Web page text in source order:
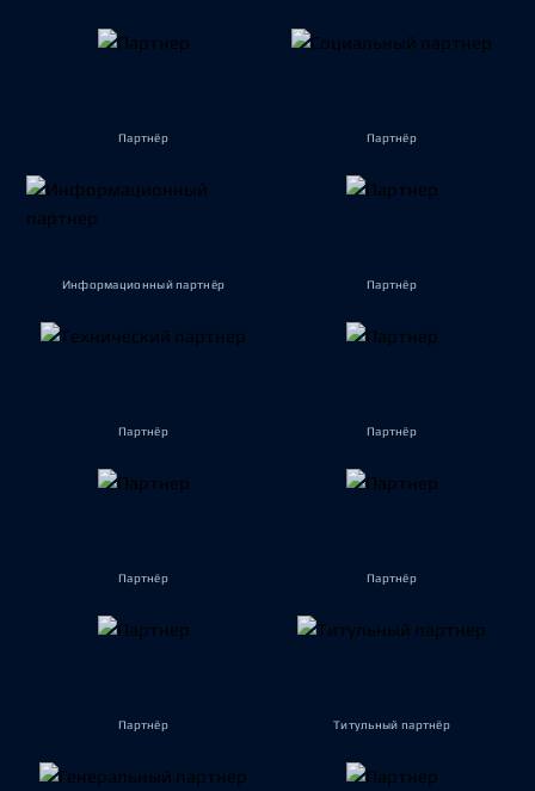
Партнёр Партнёр
Информационный партнёр Партнёр
Партнёр Партнёр
Партнёр Партнёр
Партнёр Титульный партнёр